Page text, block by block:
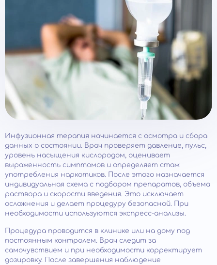
Инфузионная терапия начинается с осмотра и сбора
данных о состоянии. Врач проверяет давление, пульс,
уровень насыщения кислородом, оценивает
выраженность симптомов и определяет стаж
употребления наркотиков. После этого назначается
индивидуальная схема с подбором препаратов, объема
раствора и скорости введения. Это исключает
осложнения и делает процедуру безопасной. При
необходимости используются экспресс-анализы.
Процедура проводится в клинике или на дому под
постоянным контролем. Врач следит за
самочувствием и при необходимости корректирует
дозировку. После завершения наблюдение